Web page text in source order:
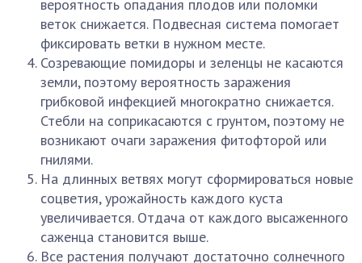
вероятность опадания плодов или поломки
веток снижается. Подвесная система помогает
фиксировать ветки в нужном месте.
Созревающие помидоры и зеленцы не касаются
земли, поэтому вероятность заражения
грибковой инфекцией многократно снижается.
Стебли на соприкасаются с грунтом, поэтому не
возникают очаги заражения фитофторой или
гнилями.
На длинных ветвях могут сформироваться новые
соцветия, урожайность каждого куста
увеличивается. Отдача от каждого высаженного
саженца становится выше.
Все растения получают достаточно солнечного